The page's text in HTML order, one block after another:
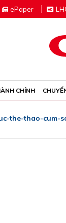
ePaper
CHÍNH
the-thao-cum-